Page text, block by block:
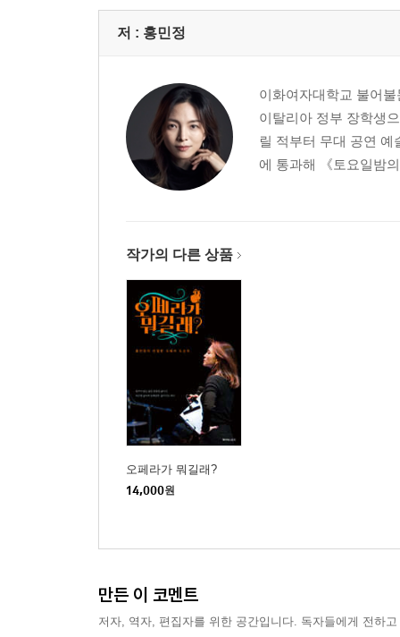
저 : 홍민정
이화여자대학교 불어
이탈리아 정부 장학생
릴 적부터 무대 공연
에 통과해 《토요일밤
작가의 다른 상품
오페라가 뭐길래?
14,000원
만든 이 코멘트
저자, 역자, 편집자를 위한 공간입니다. 독자들에게 전하